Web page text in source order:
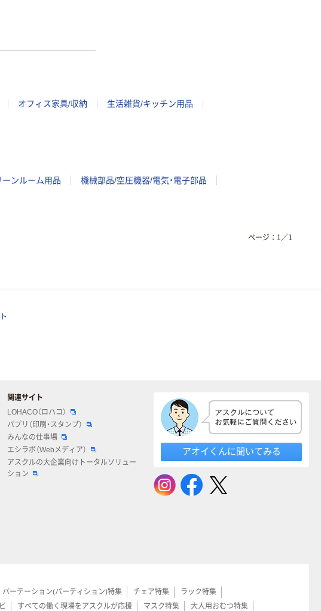
オフィス家具/収納 生活雑貨/キッチン用品
ーンルーム用品 機械部品/空圧機器/電気・電子部品
ページ： 1 ／1
関連サイト
LOHACO（ロハコ）
パプリ（印刷・スタンプ）
みんなの仕事場
エシラボ（Webメディア）
アスクルの大企業向けトータルソリュー
ション
アオイくんに聞いてみる
パーテーション(パーティション)特集 チェア特集
ラック特集
すべての働く現場をアスクルが応援 マスク特集 大人用おむつ特集